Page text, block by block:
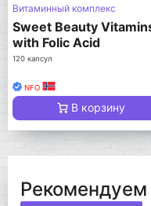
Витаминный комплекс
Sweet Beauty
with Folic Acid
120 капсул
NFO
В корзину
Рекомендуем